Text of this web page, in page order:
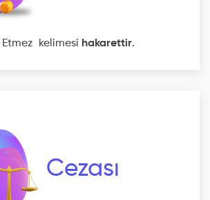
Etmez kelimesi hakarettir.
Cezası